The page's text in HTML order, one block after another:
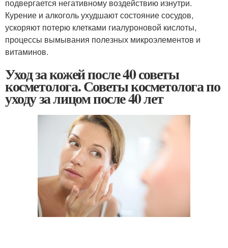
подвергается негативному воздействию изнутри.
Курение и алкоголь ухудшают состояние сосудов,
ускоряют потерю клетками гиалуроновой кислоты,
процессы вымывания полезных микроэлементов и
витаминов.
Уход за кожей после 40 советы
косметолога. Советы косметолога по
уходу за лицом после 40 лет